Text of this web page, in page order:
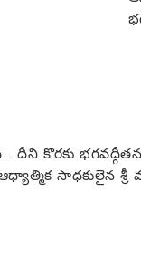
దీని కొరకు
సాధకులైన